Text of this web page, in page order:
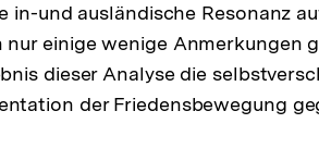
in-und ausländische Resonanz
einige wenige Anmerkungen
dieser Analyse die
der Friedensbewegung